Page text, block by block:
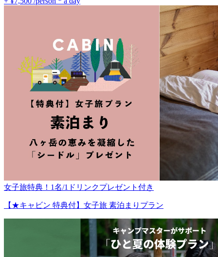
女子旅特典！1名/1ドリンクプレゼント付き
【★キャビン 特典付】女子旅 素泊まりプラン